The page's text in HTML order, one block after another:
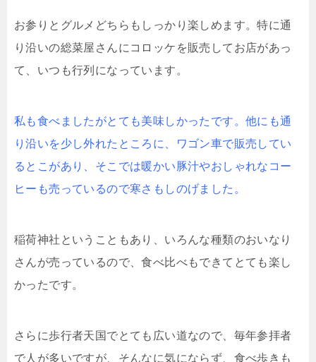
お参りとグルメどちらもしっかり楽しめます。特に通
り沿いの総菜屋さんにコロッケを販売してお店があっ
て、いつも行列になっています。
私も食べましたがとても美味しかったです。他にも通
り沿いを少し外れたところに、ワゴン車で販売してい
るとこがあり、そこでは暖かい豚汁やおしゃれなコー
ヒーも売っているので寒さもしのげました。
稲荷神社ということもあり、いろんな種類のおいなり
さんが売っているので、食べ比べもできてとても楽し
かったです。
さらに歩行者天国でとても広い道なので、毎年参拝者
で人が多いですが、そんなに気にならず、食べ歩きも